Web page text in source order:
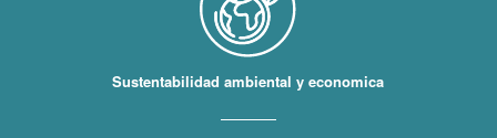
Sustentabilidad ambiental y economica